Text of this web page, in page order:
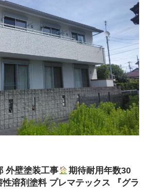
外壁塗装工事
期待耐用年数30
溶剤塗料 プレマテックス 『グラ